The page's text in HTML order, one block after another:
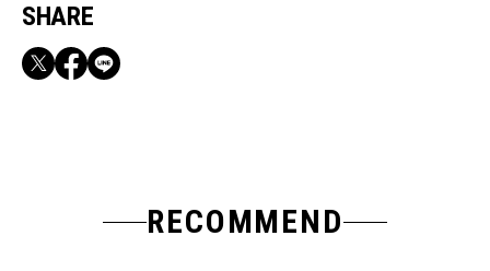
SHARE
RECOMMEND